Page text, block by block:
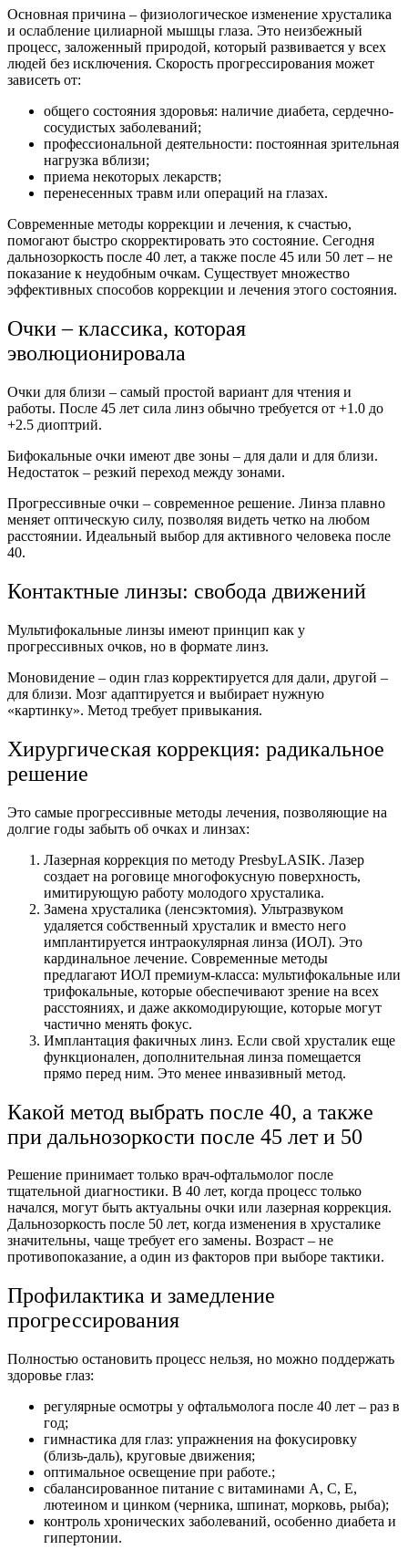
Основная причина – физиологическое изменение хрусталика
и ослабление цилиарной мышцы глаза. Это неизбежный
процесс, заложенный природой, который развивается у всех
людей без исключения. Скорость прогрессирования может
зависеть от:
общего состояния здоровья: наличие диабета, сердечно-
сосудистых заболеваний;
профессиональной деятельности: постоянная зрительная
нагрузка вблизи;
приема некоторых лекарств;
перенесенных травм или операций на глазах.
Современные методы коррекции и лечения, к счастью,
помогают быстро скорректировать это состояние. Сегодня
дальнозоркость после 40 лет, а также после 45 или 50 лет – не
показание к неудобным очкам. Существует множество
эффективных способов коррекции и лечения этого состояния.
Очки– классика, которая
эволюционировала
Очки для близи – самый простой вариант для чтения и
работы. После 45 лет сила линз обычно требуется от +1.0 до
+2.5 диоптрий.
Бифокальные очки имеют две зоны – для дали и для близи.
Недостаток – резкий переход между зонами.
Прогрессивные очки – современное решение. Линза плавно
меняет оптическую силу, позволяя видеть четко на любом
расстоянии. Идеальный выбор для активного человека после
40.
Контактные линзы: свобода движений
Мультифокальные линзы имеют принцип как у
прогрессивных очков, но в формате линз.
Моновидение – один глаз корректируется для дали, другой –
для близи. Мозг адаптируется и выбирает нужную
«картинку». Метод требует привыкания.
Хирургическая коррекция: радикальное
решение
Это самые прогрессивные методы лечения, позволяющие на
долгие годы забыть об очках и линзах:
Лазерная коррекция по методу PresbyLASIK. Лазер
создает на роговице многофокусную поверхность,
имитирующую работу молодого хрусталика.
Замена хрусталика (ленсэктомия). Ультразвуком
удаляется собственный хрусталик и вместо него
имплантируется интраокулярная линза (ИОЛ). Это
кардинальное лечение. Современные методы
предлагают ИОЛ премиум-класса: мультифокальные или
трифокальные, которые обеспечивают зрение на всех
расстояниях, и даже аккомодирующие, которые могут
частично менять фокус.
Имплантация факичных линз. Если свой хрусталик еще
функционален, дополнительная линза помещается
прямо перед ним. Это менее инвазивный метод.
Какой метод выбрать после 40, а также
при дальнозоркости после 45 лети 50
Решение принимает только врач-офтальмолог после
тщательной диагностики. В 40 лет, когда процесс только
начался, могут быть актуальны очки или лазерная коррекция.
Дальнозоркость после 50 лет, когда изменения в хрусталике
значительны, чаще требует его замены. Возраст – не
противопоказание, а один из факторов при выборе тактики.
Профилактика и замедление
прогрессирования
Полностью остановить процесс нельзя, но можно поддержать
здоровье глаз:
регулярные осмотры у офтальмолога после 40 лет – раз в
год;
гимнастика для глаз: упражнения на фокусировку
(близь-даль), круговые движения;
оптимальное освещение при работе.;
сбалансированное питание с витаминами А, С, Е,
лютеином и цинком (черника, шпинат, морковь, рыба);
контроль хронических заболеваний, особенно диабета и
гипертонии.